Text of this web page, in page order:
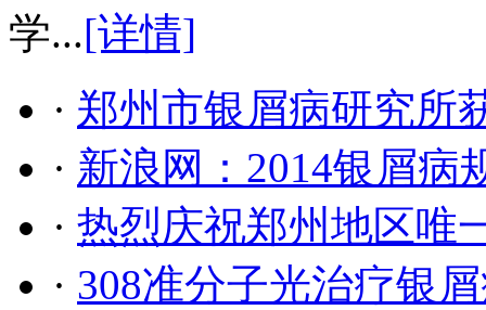
学...[详情]
· 郑州市银屑病研究所
· 新浪网：2014银屑病
· 热烈庆祝郑州地区唯
· 308准分子光治疗银